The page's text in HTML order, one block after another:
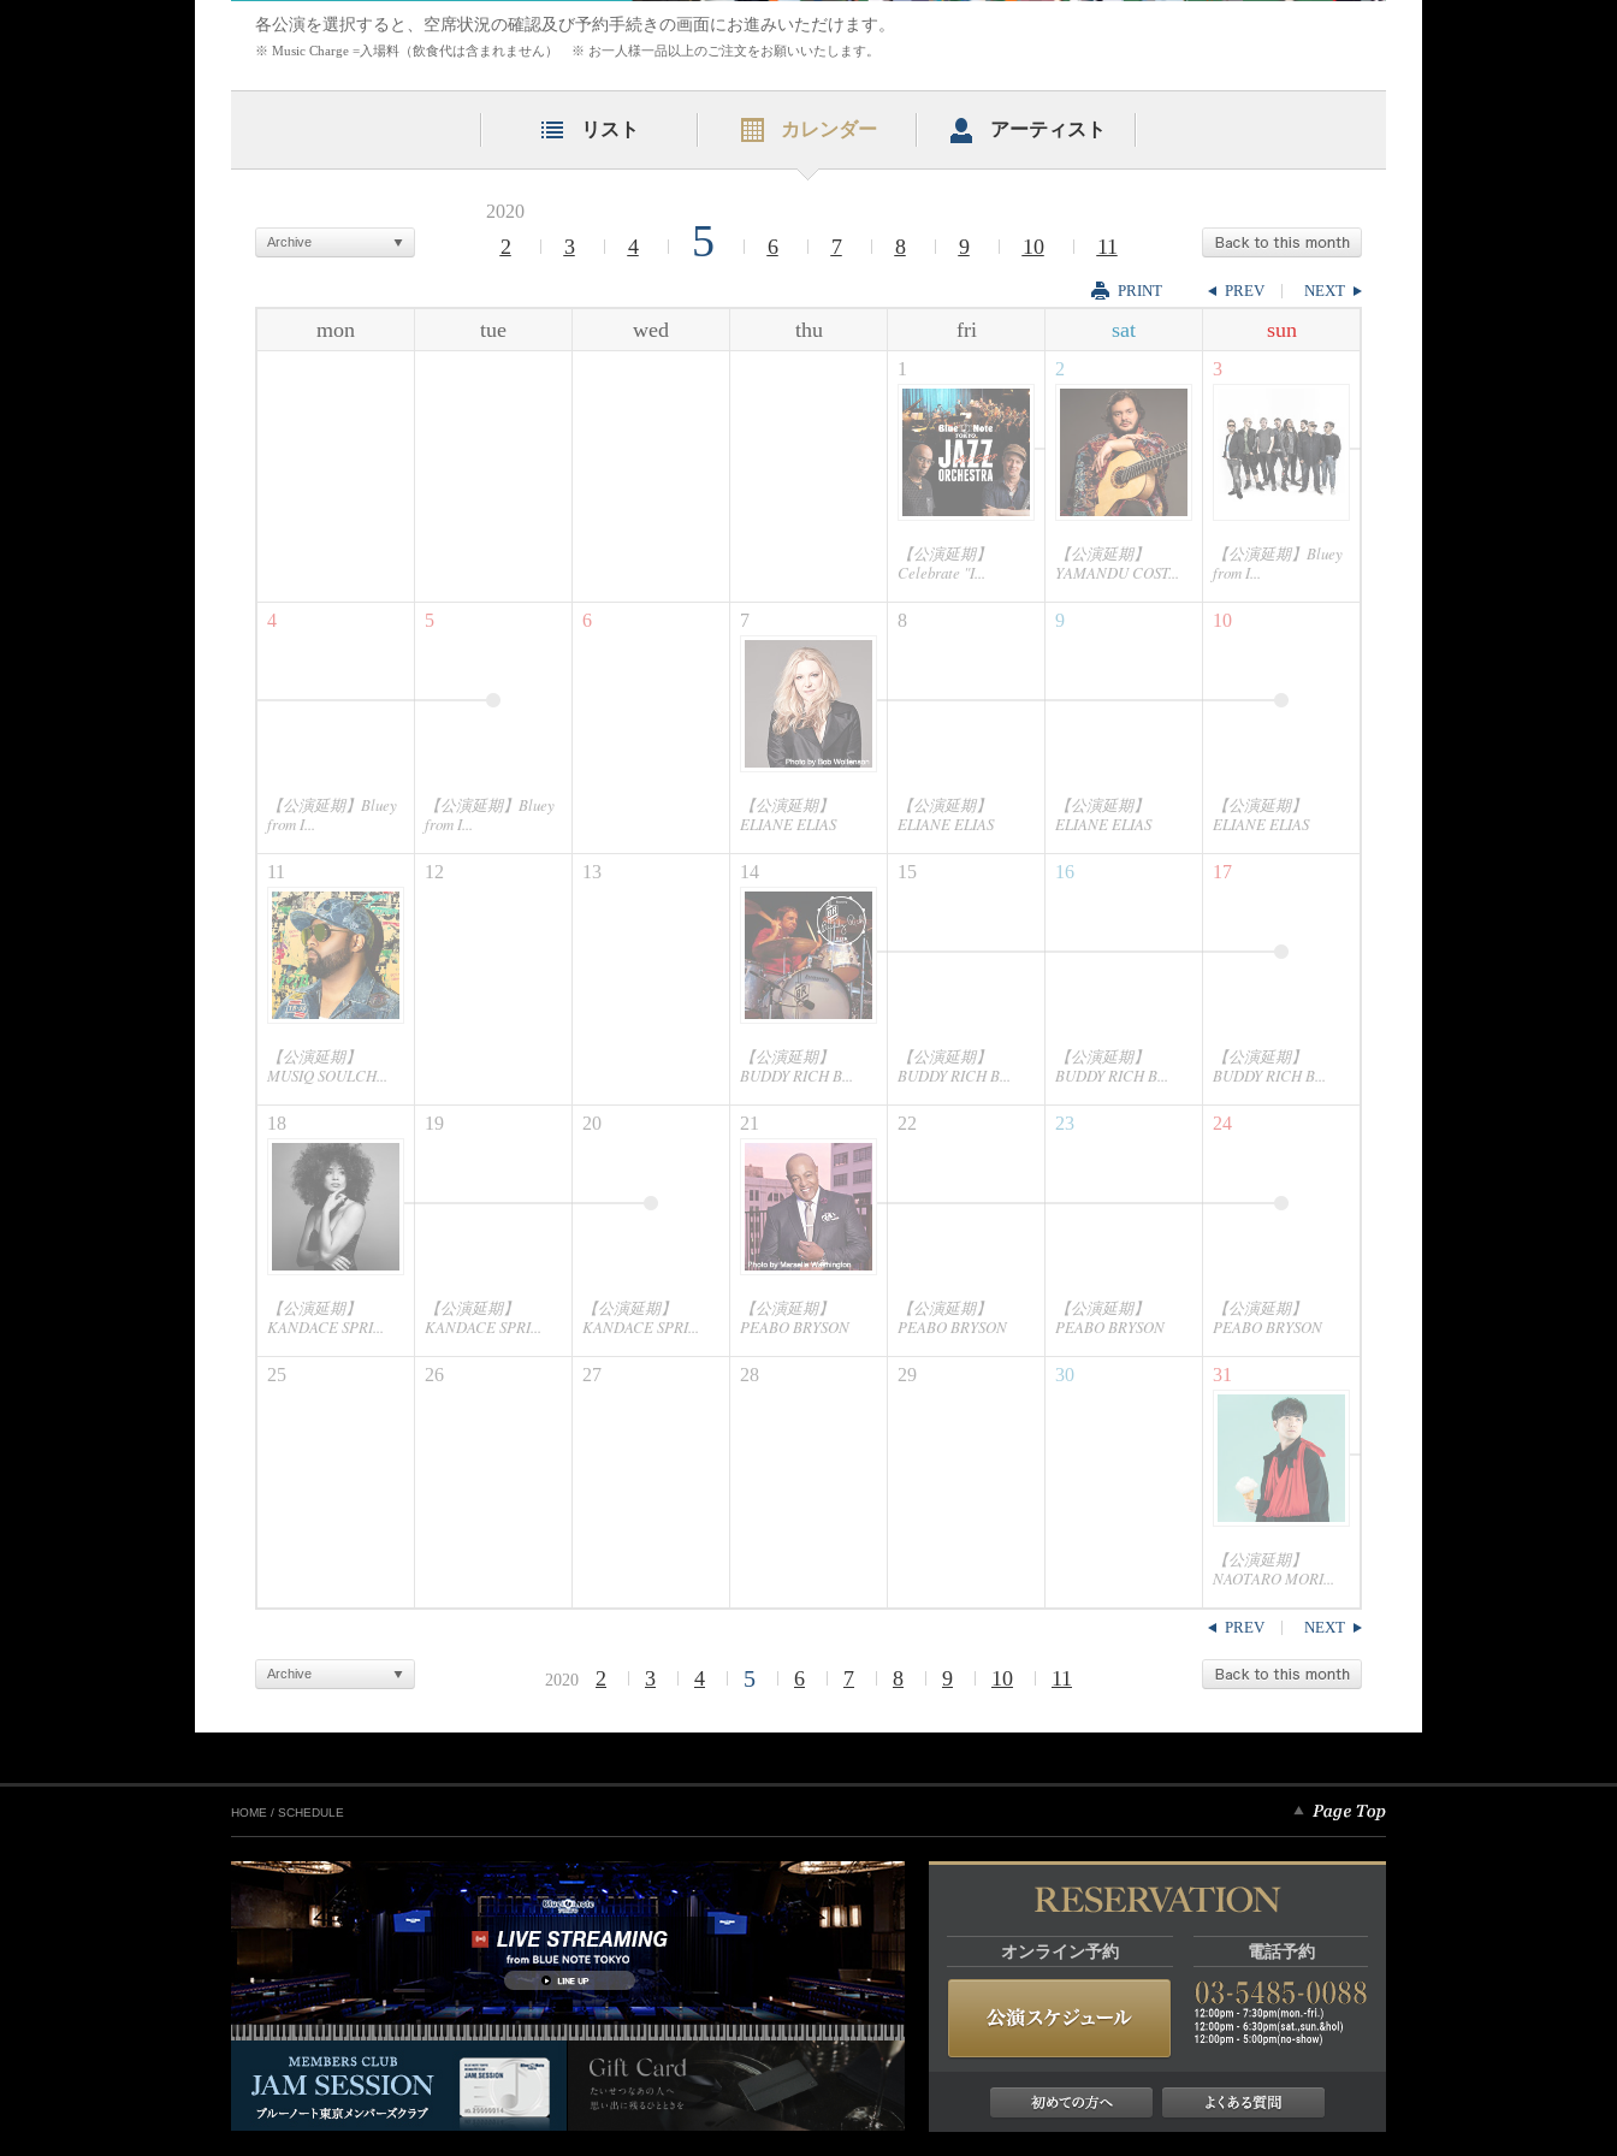
各公演を選択すると、空席状況の確認及び予約手続きの画面にお進みいただけます。
※ Music Charge =入場料（飲食代は含まれません） ※ お一人様一品以上のご注文をお願いいたします。
リスト カレンダー アーティスト
2020
2 3 4 5 6 7 8 9 10 11
Archive
PRINT PREV NEXT
mon tue wed thu fri sat sun
1
【公演延期】
Celebrate "I...
2
【公演延期】
YAMANDU COST...
3
【公演延期】Bluey
from I...
4
【公演延期】Bluey
from I...
5
【公演延期】Bluey
from I...
6 7
【公演延期】
ELIANE ELIAS
8
【公演延期】
ELIANE ELIAS
9
【公演延期】
ELIANE ELIAS
10
【公演延期】
ELIANE ELIAS
11
【公演延期】
MUSIQ SOULCH...
12 13 14
【公演延期】
BUDDY RICH B...
15
【公演延期】
BUDDY RICH B...
16
【公演延期】
BUDDY RICH B...
17
【公演延期】
BUDDY RICH B...
18
【公演延期】
KANDACE SPRI...
19
【公演延期】
KANDACE SPRI...
20
【公演延期】
KANDACE SPRI...
21
【公演延期】
PEABO BRYSON
22
【公演延期】
PEABO BRYSON
23
【公演延期】
PEABO BRYSON
24
【公演延期】
PEABO BRYSON
25 26 27 28 29 30 31
【公演延期】
NAOTARO MORI...
PREV NEXT
2020 2 3 4 5 6 7 8 9 10 11
Archive
HOME / SCHEDULE
オンライン予約 電話予約